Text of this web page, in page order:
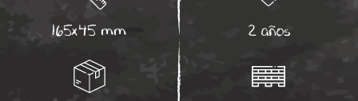
165x45 mm 2 años